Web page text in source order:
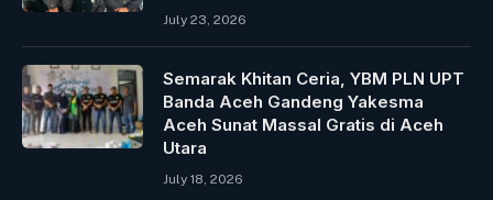
July 23, 2026
Semarak Khitan Ceria, YBM PLN UPT
Banda Aceh Gandeng Yakesma
Aceh Sunat Massal Gratis di Aceh
Utara
July 18, 2026